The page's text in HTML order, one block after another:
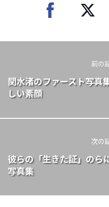
前の
関水渚のファースト写
しい素顔
次の
彼らの「生きた証」のら
写真集